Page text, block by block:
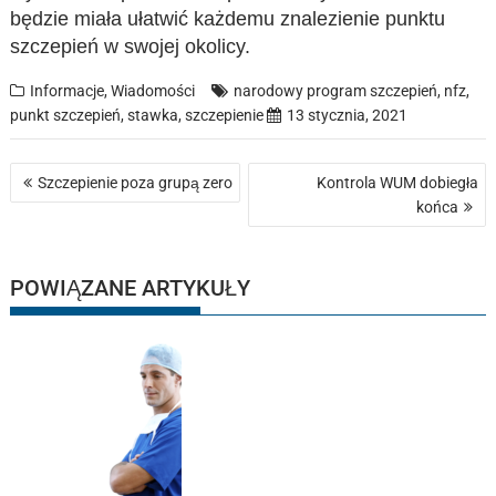
będzie miała ułatwić każdemu znalezienie punktu
szczepień w swojej okolicy.
Informacje,Wiadomości narodowy program szczepień, nfz,
punkt szczepień,stawka,szczepienie 13 stycznia, 2021
Nawigacja
wpisu
Szczepienie poza grupą zero
Kontrola WUM dobiegła
końca
POWIĄZANE ARTYKUŁY